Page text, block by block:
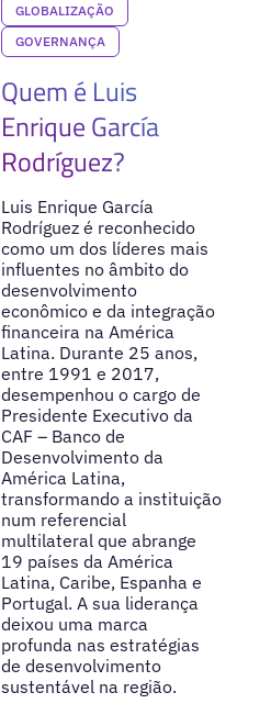
GLOBALIZAÇÃO
GOVERNANÇA
Quem é Luis
Enrique García
Rodríguez?
Luis Enrique García
Rodríguez é reconhecido
como um dos líderes mais
influentes no âmbito do
desenvolvimento
econômico e da integração
financeira na América
Latina. Durante 25 anos,
entre 1991 e 2017,
desempenhou o cargo de
Presidente Executivo da
CAF – Banco de
Desenvolvimento da
América Latina,
transformando a instituição
num referencial
multilateral que abrange
19 países da América
Latina, Caribe, Espanha e
Portugal. A sua liderança
deixou uma marca
profunda nas estratégias
de desenvolvimento
sustentável na região.